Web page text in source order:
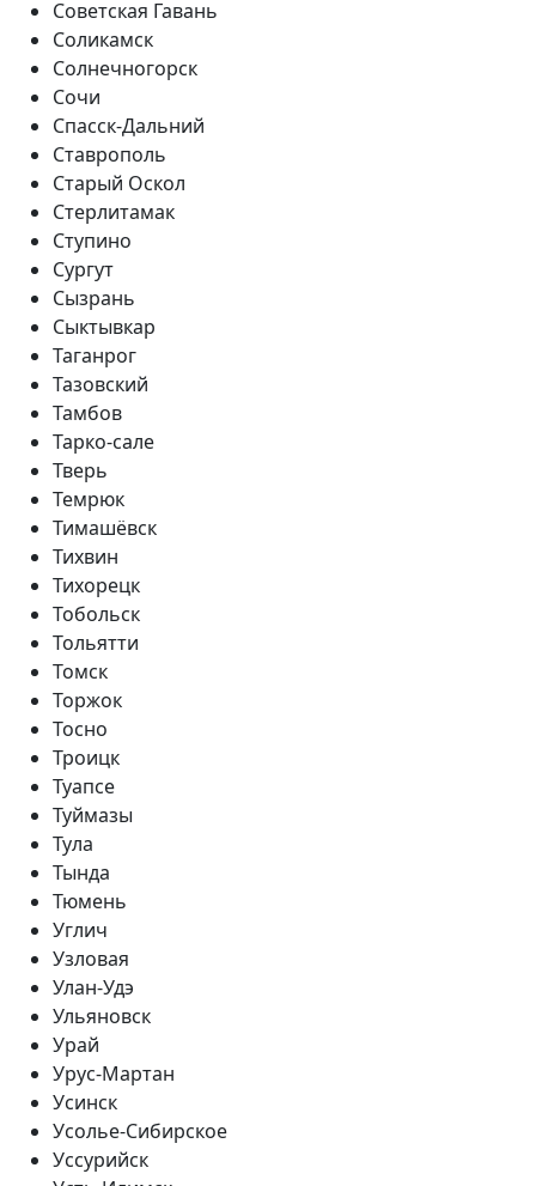
Советская Гавань
Соликамск
Солнечногорск
Сочи
Спасск-Дальний
Ставрополь
Старый Оскол
Стерлитамак
Ступино
Сургут
Сызрань
Сыктывкар
Таганрог
Тазовский
Тамбов
Тарко-сале
Тверь
Темрюк
Тимашёвск
Тихвин
Тихорецк
Тобольск
Тольятти
Томск
Торжок
Тосно
Троицк
Туапсе
Туймазы
Тула
Тында
Тюмень
Углич
Узловая
Улан-Удэ
Ульяновск
Урай
Урус-Мартан
Усинск
Усолье-Сибирское
Уссурийск